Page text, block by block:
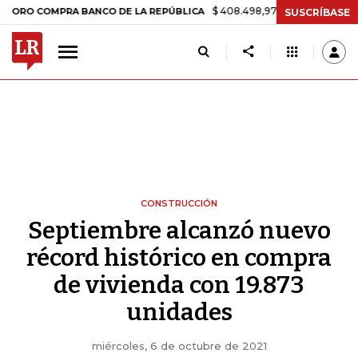
BANCO DE LA REPÚBLICA $ 408.498,97 +$ 8.753,81 +2,19%
SUSCRÍBASE
CONSTRUCCIÓN
Septiembre alcanzó nuevo
récord histórico en compra
de vivienda con 19.873
unidades
miércoles, 6 de octubre de 2021